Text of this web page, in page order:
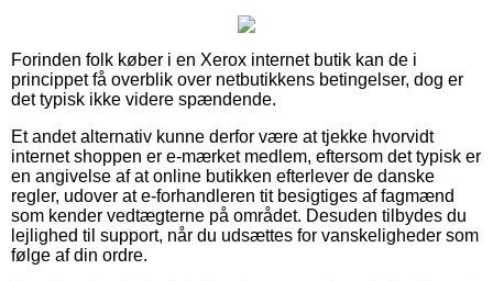
Forinden folk køber i en Xerox internet butik kan de i
princippet få overblik over netbutikkens betingelser, dog er
det typisk ikke videre spændende.
Et andet alternativ kunne derfor være at tjekke hvorvidt
internet shoppen er e-mærket medlem, eftersom det typisk er
en angivelse af at online butikken efterlever de danske
regler, udover at e-forhandleren tit besigtiges af fagmænd
som kender vedtægterne på området. Desuden tilbydes du
lejlighed til support, når du udsættes for vanskeligheder som
følge af din ordre.